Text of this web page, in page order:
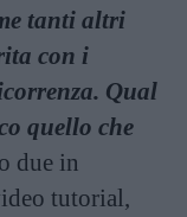
tanti altri
con i
Qual
quello che
due in
tutorial,